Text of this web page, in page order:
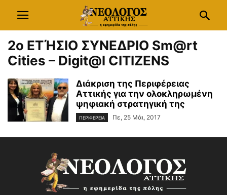
2ο ΕΤΉΣΙΟ ΣΥΝΕΔΡΙΟ Sm@rt
Cities – Digit@l CITIZENS
Διάκριση της Περιφέρειας
Αττικής για την ολοκληρωμένη
ψηφιακή στρατηγική της
ΠΕΡΙΦΕΡΕΙΑ Πε, 25 Μάι, 2017